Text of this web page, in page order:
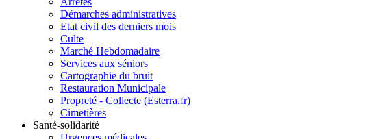
Démarches administratives
Etat civil des derniers mois
Culte
Marché Hebdomadaire
Services aux séniors
Cartographie du bruit
Restauration Municipale
Propreté - Collecte (Esterra.fr)
Cimetières
Santé-solidarité